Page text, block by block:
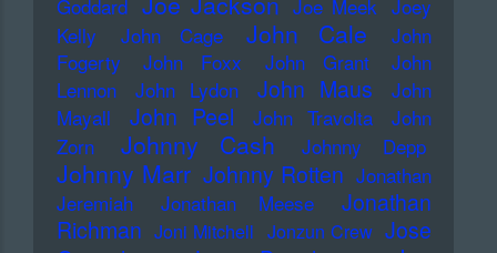
Goddard
Joe Meek Joey
Kelly
John Cage John Cale
John
Fogerty
John Foxx John Grant
John
Lennon
John Lydon John Maus
John
Mayall
John Peel John Travolta
John
Zorn
Johnny Cash Johnny Depp
Johnny Marr Johnny Rotten Jonathan
Jeremiah
Jonathan Meese
Jonathan
Richman Joni Mitchell Jonzun Crew Jose